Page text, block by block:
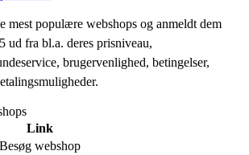
mest populære webshops og anmeldt dem
ud fra bl.a. deres prisniveau,
brugervenlighed, betingelser,
Link
Besøg webshop